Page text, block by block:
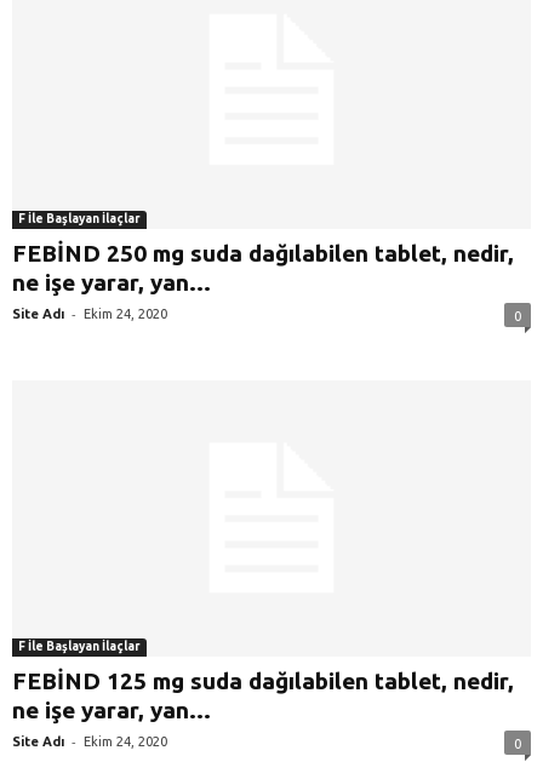
F İle Başlayan İlaçlar
FEBİND 250 mg suda dağılabilen tablet, nedir,
ne işe yarar, yan...
Site Adı - Ekim 24, 2020 0
F İle Başlayan İlaçlar
FEBİND 125 mg suda dağılabilen tablet, nedir,
ne işe yarar, yan...
Site Adı - Ekim 24, 2020 0